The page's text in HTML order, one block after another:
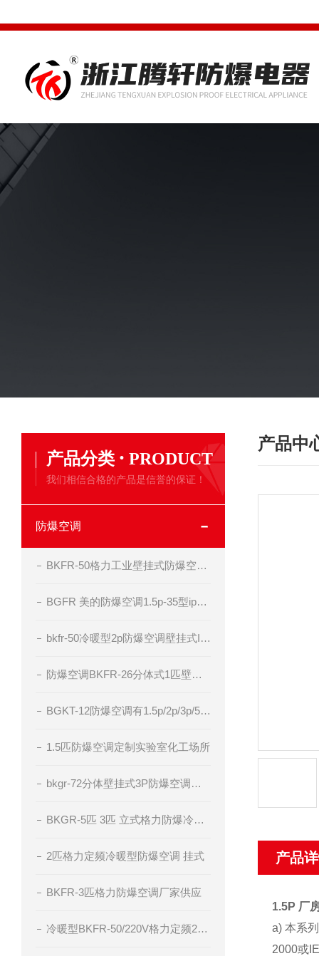
产品分类 · PRODUCT
我们相信合格的产品是信誉的保证！
防爆空调
BKFR-50格力工业壁挂式防爆空调器
BGFR 美的防爆空调1.5p-35型ip54 bt4级
bkfr-50冷暖型2p防爆空调壁挂式II BT4
防爆空调BKFR-26分体式1匹壁挂厂家直供
BGKT-12防爆空调有1.5p/2p/3p/5p电压220v/380v
1.5匹防爆空调定制实验室化工场所
bkgr-72分体壁挂式3P防爆空调器IIC级粉尘防爆
BKGR-5匹 3匹 立式格力防爆冷暖型空调
2匹格力定频冷暖型防爆空调 挂式
BKFR-3匹格力防爆空调厂家供应
冷暖型BKFR-50/220V格力定频2匹防爆空调
产品中
产品
1.5P 厂
a) 本系
2000或